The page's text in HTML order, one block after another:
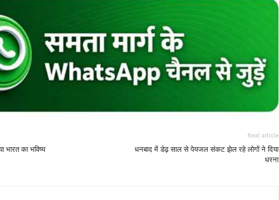
भारत का भविष्य
Next article
धनबाद में डेढ़ साल से पेयजल संकट झेल रहे लोगों ने दिया
धरना